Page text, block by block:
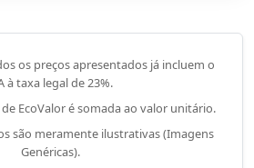
os preços apresentados já incluem o
à taxa legal de 23%.
de EcoValor é somada ao valor unitário.
são meramente ilustrativas (Imagens
Genéricas).